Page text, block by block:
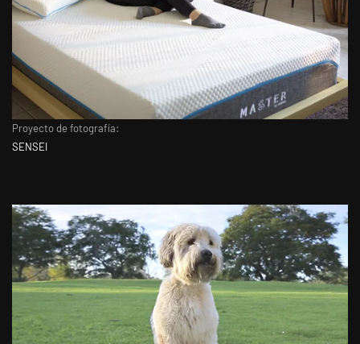
Proyecto de fotografía:
SENSEI